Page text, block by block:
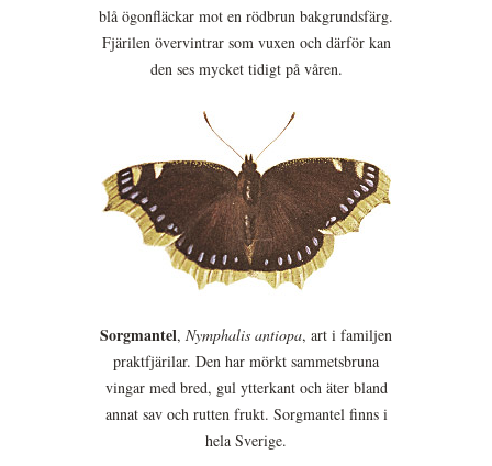
blå ögonfläckar mot en rödbrun bakgrundsfärg.
Fjärilen övervintrar som vuxen och därför kan
den ses mycket tidigt på våren.
Sorgmantel, Nymphalis antiopa, art i familjen
praktfjärilar. Den har mörkt sammetsbruna
vingar med bred, gul ytterkant och äter bland
annat sav och rutten frukt. Sorgmantel finns i
hela Sverige.